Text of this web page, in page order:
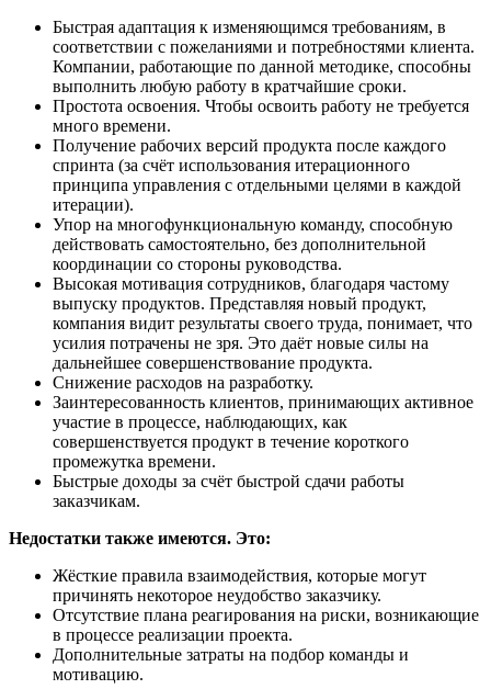
Быстрая адаптация к изменяющимся требованиям, в
соответствии с пожеланиями и потребностями клиента.
Компании, работающие по данной методике, способны
выполнить любую работу в кратчайшие сроки.
Простота освоения. Чтобы освоить работу не требуется
много времени.
Получение рабочих версий продукта после каждого
спринта (за счёт использования итерационного
принципа управления с отдельными целями в каждой
итерации).
Упор на многофункциональную команду, способную
действовать самостоятельно, без дополнительной
координации со стороны руководства.
Высокая мотивация сотрудников, благодаря частому
выпуску продуктов. Представляя новый продукт,
компания видит результаты своего труда, понимает, что
усилия потрачены не зря. Это даёт новые силы на
дальнейшее совершенствование продукта.
Снижение расходов на разработку.
Заинтересованность клиентов, принимающих активное
участие в процессе, наблюдающих, как
совершенствуется продукт в течение короткого
промежутка времени.
Быстрые доходы за счёт быстрой сдачи работы
заказчикам.
Недостатки также имеются. Это:
Жёсткие правила взаимодействия, которые могут
причинять некоторое неудобство заказчику.
Отсутствие плана реагирования на риски, возникающие
в процессе реализации проекта.
Дополнительные затраты на подбор команды и
мотивацию.